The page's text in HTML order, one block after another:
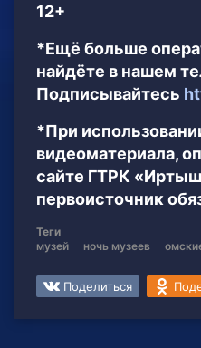
12+
*Ещё больше
найдёте в нашем
Подписывайтесь
*При
видеоматериала,
сайте ГТРК
первоисточник
Теги
музей
ночь музеев
Поделиться